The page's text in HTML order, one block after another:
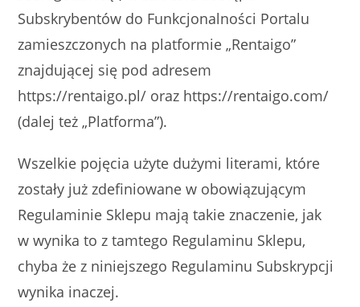
Subskrybentów do Funkcjonalności Portalu
zamieszczonych na platformie „Rentaigo”
znajdującej się pod adresem
https://rentaigo.pl/ oraz https://rentaigo.com/
(dalej też „Platforma”).
Wszelkie pojęcia użyte dużymi literami, które
zostały już zdefiniowane w obowiązującym
Regulaminie Sklepu mają takie znaczenie, jak
w wynika to z tamtego Regulaminu Sklepu,
chyba że z niniejszego Regulaminu Subskrypcji
wynika inaczej.